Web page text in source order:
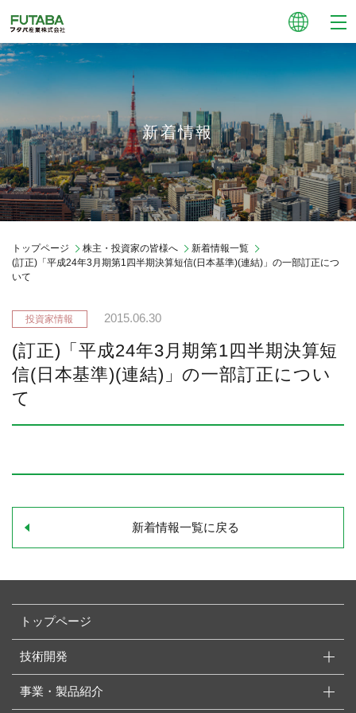
新着情報
トップページ 株主・投資家の皆様へ
新着情報一覧
(訂正)「平成24年3月期第1四半期決算短信(日本基準)(連結)」の一部訂正につ
いて
2015.06.30
(訂正)「平成24年3月期第1四半期決算短
信(日本基準)(連結)」の一部訂正につい
て
新着情報一覧に戻る
トップページ
技術開発
事業・製品紹介